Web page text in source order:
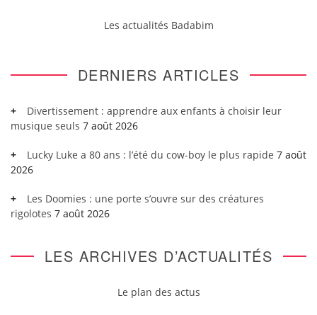
Les actualités Badabim
DERNIERS ARTICLES
Divertissement : apprendre aux enfants à choisir leur
musique seuls 7 août 2026
Lucky Luke a 80 ans : l’été du cow-boy le plus rapide 7 août
2026
Les Doomies : une porte s’ouvre sur des créatures
rigolotes 7 août 2026
LES ARCHIVES D’ACTUALITÉS
Le plan des actus